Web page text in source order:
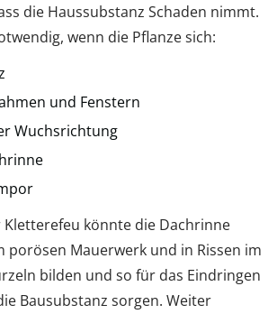
die Haussubstanz Schaden nimmt.
wenn die Pflanze sich:
und Fenstern
Wuchsrichtung
könnte die Dachrinne
porösen Mauerwerk und in Rissen im
bilden und so für das Eindringen
Bausubstanz sorgen. Weiter